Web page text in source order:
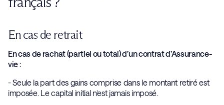
En cas de retrait
En cas de rachat (partiel ou total) d’un contrat d’Assurance-
vie :
- Seule la part des gains comprise dans le montant retiré est
imposée. Le capital initial n’est jamais imposé.